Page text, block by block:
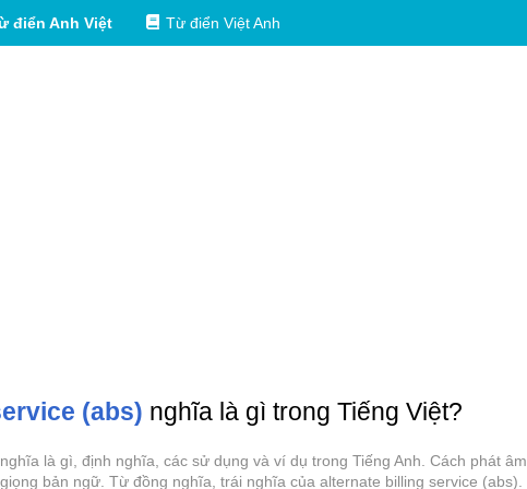
điển Anh Việt Từ điển Việt Anh
(abs) nghĩa là gì trong Tiếng Việt?
là gì, định nghĩa, các sử dụng và ví dụ trong Tiếng Anh. Cách phát âm
bản ngữ. Từ đồng nghĩa, trái nghĩa của alternate billing service (abs).